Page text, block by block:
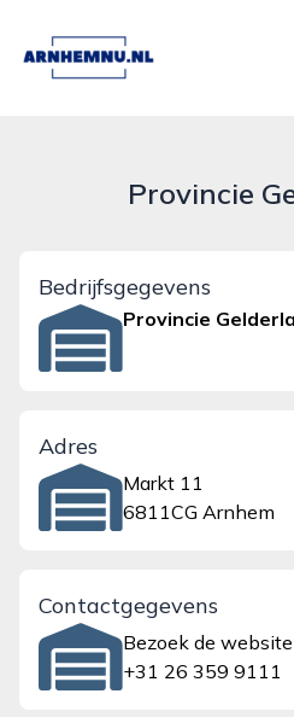
arnhemnu.nl
Provincie
Bedrijfsgegevens
Provincie
Adres
Markt 11
6811CG Arnhem
Contactgegevens
Bezoek de website
+31 26 359 9111